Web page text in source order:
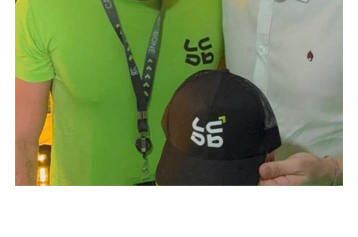
boa parte do interior potiguar.
Fonte: Fonte: www.mds.gov.br